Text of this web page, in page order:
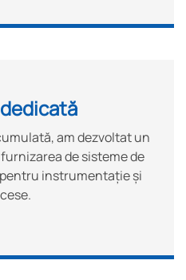
am dezvoltat un
de sisteme de
instrumentație și